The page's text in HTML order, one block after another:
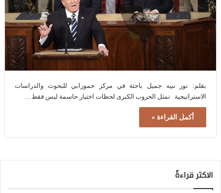
بقلم: نور نبيه جميل باحثة في مركز حمورابي للبحوث والدراسات
الاستراتيجية تمثل الحروب الكبرى لحظات اختبار حاسمة ليس فقط…
أكمل القراءة »
الاكثر قراءةً